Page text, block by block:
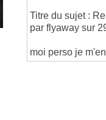
Titre du sujet :
par flyaway sur
moi perso je